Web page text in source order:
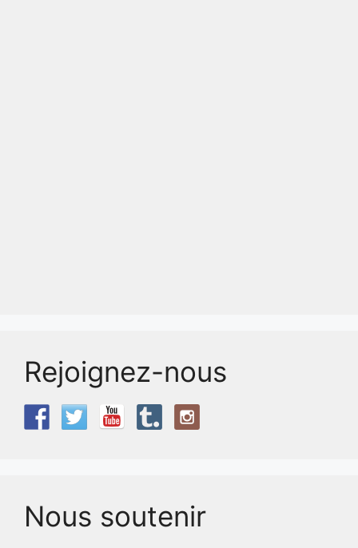
Rejoignez-nous
Nous soutenir